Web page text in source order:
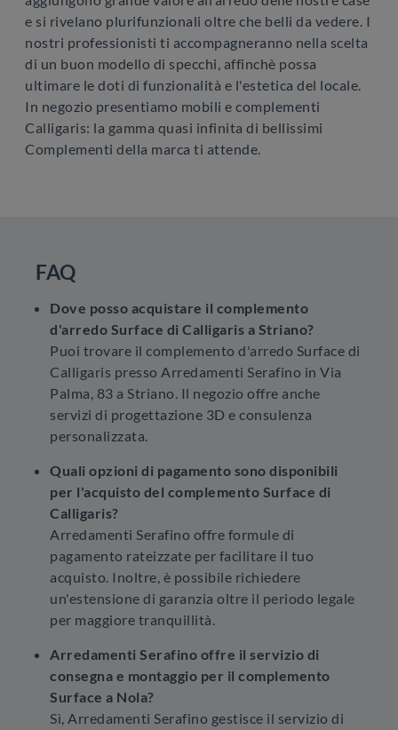
e si rivelano plurifunzionali oltre che belli da vedere. I
nostri professionisti ti accompagneranno nella scelta
di un buon modello di specchi, affinchè possa
ultimare le doti di funzionalità e l'estetica del locale.
In negozio presentiamo mobili e complementi
Calligaris: la gamma quasi infinita di bellissimi
Complementi della marca ti attende.
FAQ
Dove posso acquistare il complemento
d'arredo Surface di Calligaris a Striano?
Puoi trovare il complemento d'arredo Surface di
Calligaris presso Arredamenti Serafino in Via
Palma, 83 a Striano. Il negozio offre anche
servizi di progettazione 3D e consulenza
personalizzata.
Quali opzioni di pagamento sono disponibili
per l'acquisto del complemento Surface di
Calligaris?
Arredamenti Serafino offre formule di
pagamento rateizzate per facilitare il tuo
acquisto. Inoltre, è possibile richiedere
un'estensione di garanzia oltre il periodo legale
per maggiore tranquillità.
Arredamenti Serafino offre il servizio di
consegna e montaggio per il complemento
Surface a Nola?
Sì, Arredamenti Serafino gestisce il servizio di